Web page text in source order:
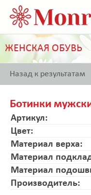
ЖЕНСКАЯ ОБУВЬ
Назад к результатам
Ботинки
Артикул:
Цвет:
Материал верха:
Материал
Материал
Производитель: